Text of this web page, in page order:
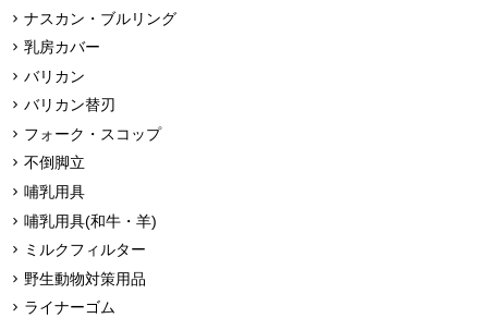
ナスカン・ブルリング
乳房カバー
バリカン
バリカン替刃
フォーク・スコップ
不倒脚立
哺乳用具
哺乳用具(和牛・羊)
ミルクフィルター
野生動物対策用品
ライナーゴム